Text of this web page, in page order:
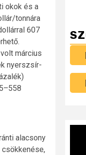
okok és a
tonnára
607
március
nyerszsír-
alacsony
csökkenése,